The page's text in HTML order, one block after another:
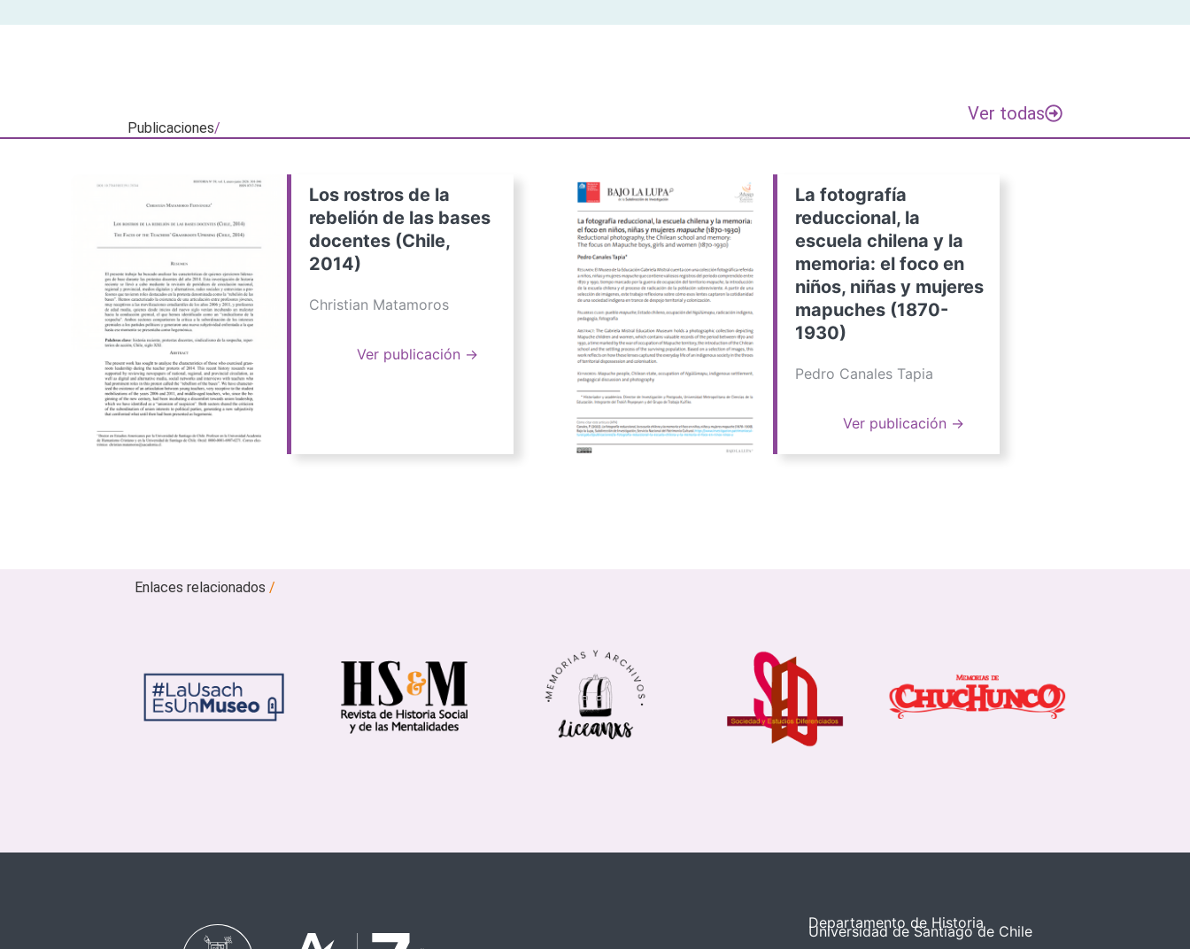
Publicaciones/
Ver todas
Los rostros de la
rebelión de las bases
docentes (Chile,
2014)
Christian Matamoros
Ver publicación →
La fotografía
reduccional, la
escuela chilena y la
memoria: el foco en
niños, niñas y mujeres
mapuches (1870-
1930)
Pedro Canales Tapia
Ver publicación →
Enlaces relacionados/
Departamento de Historia
Universidad de Santiago de Chile